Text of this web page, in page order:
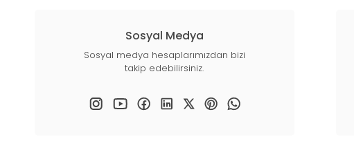
Sosyal Medya
Sosyal medya hesaplarımızdan bizi
takip edebilirsiniz.